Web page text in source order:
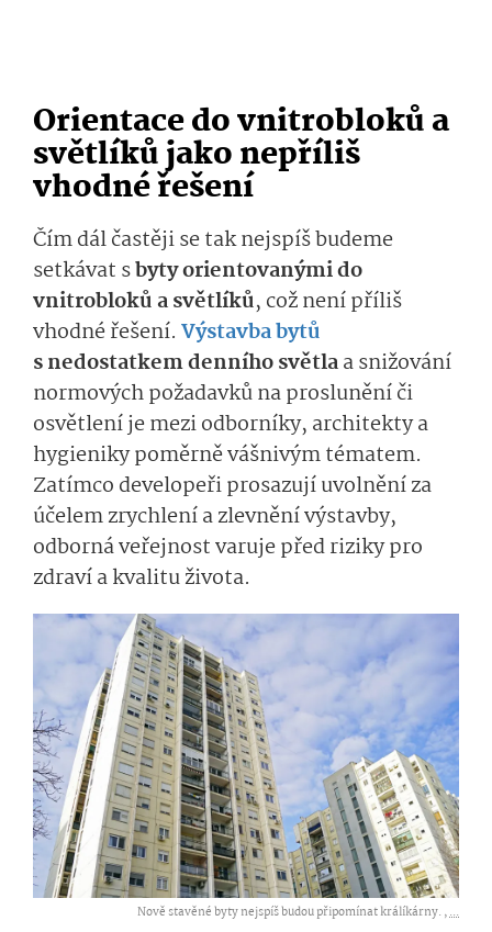
Orientace do vnitrobloků a
světlíků jako nepříliš
vhodné řešení
Čím dál častěji se tak nejspíš budeme
setkávat sbyty orientovanými do
vnitrobloků a světlíků, což není příliš
vhodné řešení. Výstavba bytů
s nedostatkem denního světlaa snižování
normových požadavků na proslunění či
osvětlení je mezi odborníky, architekty a
hygieniky poměrně vášnivým tématem.
Zatímco developeři prosazují uvolnění za
účelem zrychlení a zlevnění výstavby,
odborná veřejnost varuje před riziky pro
zdraví a kvalitu života.
Nově stavěné byty nejspíš budou připomínat králíkárny. ,...